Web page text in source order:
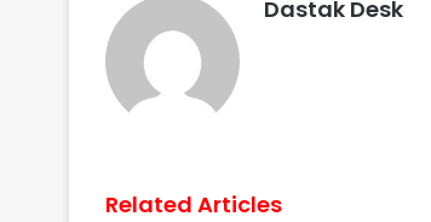
o
k
r
p
p
r
Dastak Desk
Related Articles